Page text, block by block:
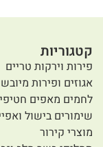
קטגוריות
פירות וירקות טריים
אגוזים ופירות
לחמים מאפים
שימורים בישול
מוצרי קירור